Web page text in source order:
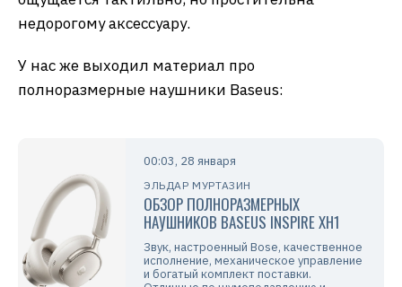
недорогому аксессуару.
У нас же выходил материал про
полноразмерные наушники Baseus:
00:03, 28 января
ЭЛЬДАР МУРТАЗИН
ОБЗОР ПОЛНОРАЗМЕРНЫХ
НАУШНИКОВ BASEUS INSPIRE XH1
Звук, настроенный Bose, качественное
исполнение, механическое управление
и богатый комплект поставки.